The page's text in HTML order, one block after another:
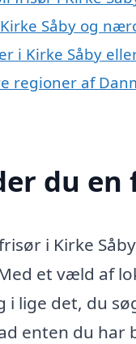
Såby og
i Kirke Såby
regioner af
du en
i Kirke
et væld af
i lige det, du
enten du